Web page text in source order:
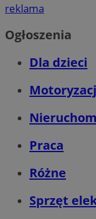
reklama
Ogłoszenia
Dla dzieci
Praca
Różne
Sprzęt